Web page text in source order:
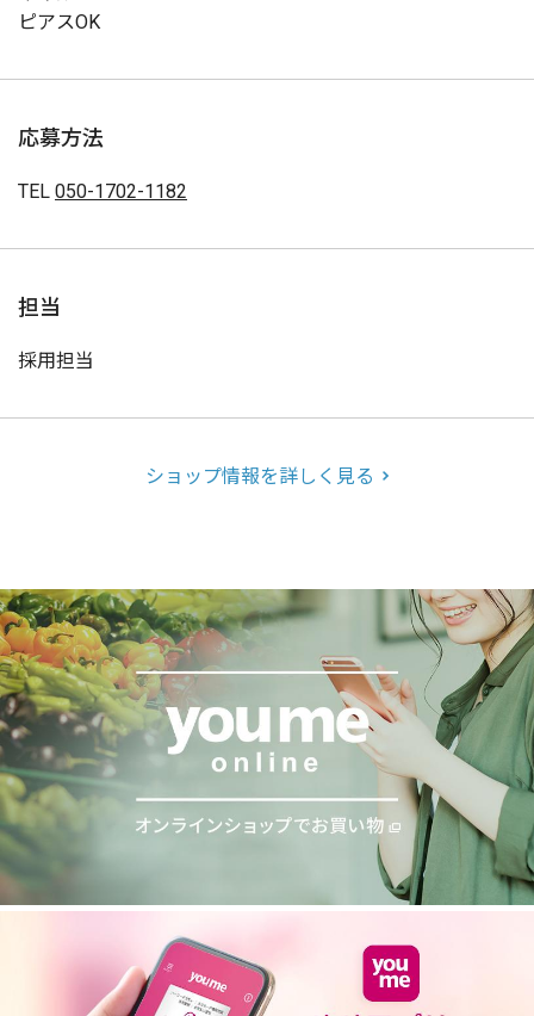
ピアスOK
応募方法
TEL 050-1702-1182
担当
採用担当
ショップ情報を詳しく見る